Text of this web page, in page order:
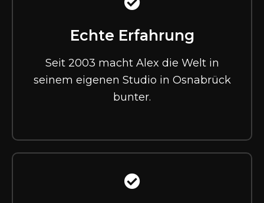
Echte Erfahrung
Seit 2003 macht Alex die Welt in
seinem eigenen Studio in Osnabrück
bunter.